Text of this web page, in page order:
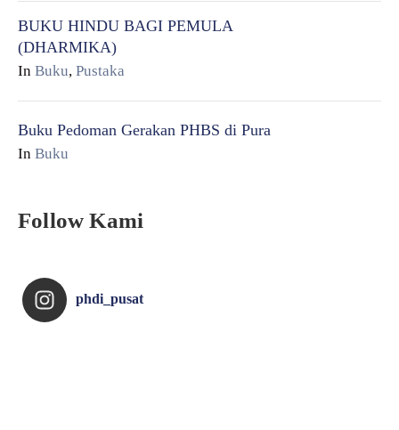
BUKU HINDU BAGI PEMULA
(DHARMIKA)
In Buku, Pustaka
Buku Pedoman Gerakan PHBS di Pura
In Buku
Follow Kami
phdi_pusat